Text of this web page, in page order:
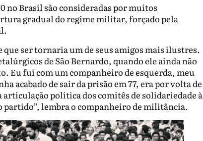
no Brasil são consideradas por muitos
gradual do regime militar, forçado pela
que ser tornaria um de seus amigos mais ilustres.
de São Bernardo, quando ele ainda não
Eu fui com um companheiro de esquerda, meu
acabado de sair da prisão em 77, era por volta de
política dos comitês de solidariedade à
partido”, lembra o companheiro de militância.